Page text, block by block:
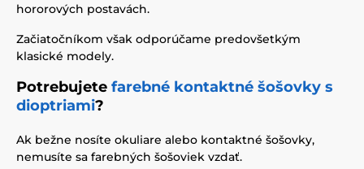
hororových postavách.
Začiatočníkom však odporúčame predovšetkým
klasické modely.
Potrebujete farebné kontaktné šošovky s
dioptriami?
Ak bežne nosíte okuliare alebo kontaktné šošovky,
nemusíte sa farebných šošoviek vzdať.